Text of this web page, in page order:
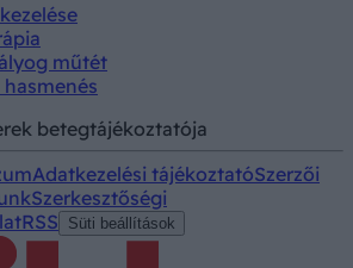
műtét
hasmenés
betegtájékoztatója
Adatkezelési tájékoztatóSzerzői
Szerkesztőségi
RSS Süti beállítások